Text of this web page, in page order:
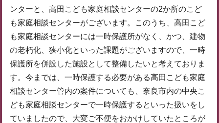
ンターと、高田こども家庭相談センターの2か所のこど
も家庭相談センターがございます。このうち、高田こど
も家庭相談センターには一時保護所がなく、かつ、建物
の老朽化、狭小化といった課題がございますので、一時
保護所を併設した施設として整備したいと考えておりま
す。今までは、一時保護する必要がある高田こども家庭
相談センター管内の案件についても、奈良市内の中央こ
ども家庭相談センターで一時保護するといった扱いをし
ていましたので、大変ご不便をおかけしていたところが